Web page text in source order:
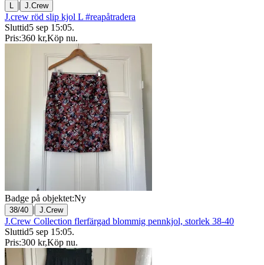
L | J.Crew
J.crew röd slip kjol L #reapåtradera
Sluttid5 sep 15:05.
Pris:360 kr,Köp nu.
Badge på objektet:Ny
38/40 | J.Crew
J.Crew Collection flerfärgad blommig pennkjol, storlek 38-40
Sluttid5 sep 15:05.
Pris:300 kr,Köp nu.